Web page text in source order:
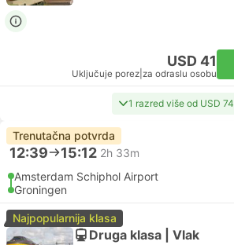
USD 41
Uključuje porez za odraslu osobu
1 razred više od USD 74
Trenutačna potvrda
12:39 15:12 2h 33m
Amsterdam Schiphol Airport
Groningen
Najpopularnija klasa
Druga klasa | Vlak